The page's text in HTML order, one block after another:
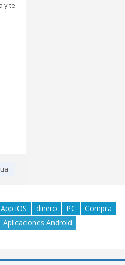
y te
App iOS dinero PC
Compra
Aplicaciones Android